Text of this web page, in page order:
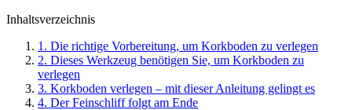
Inhaltsverzeichnis
1. Die richtige Vorbereitung, um Korkboden zu verlegen
2. Dieses Werkzeug benötigen Sie, um Korkboden zu
verlegen
3. Korkboden verlegen – mit dieser Anleitung gelingt es
4. Der Feinschliff folgt am Ende